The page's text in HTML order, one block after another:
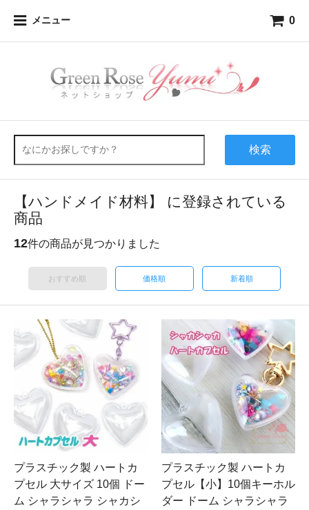
メニュー 0
検索
【ハンドメイド材料】 に登録されている
商品
12件の商品が見つかりました
おすすめ順 価格順 新着順
プラスチック製 ハートカ
プセル 大サイズ 10個 ドー
ム シャラシャラ シャカシ
プラスチック製 ハートカ
プセル【小】10個キーホル
ダー ドーム シャラシャラ